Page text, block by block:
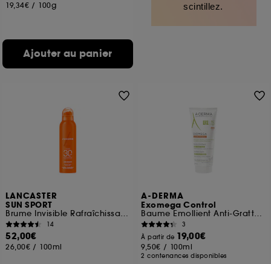
19,34€ / 100g
Ajouter au panier
scintillez.
LANCASTER
SUN SPORT
Brume Invisible Rafraîchissante Application Peau Mouillée SPF 30
14
52,00€
26,00€ / 100ml
A-DERMA
Exomega Control
Baume Emollient Anti-Grattage
3
À partir de 19,00€
9,50€ / 100ml
2 contenances disponibles